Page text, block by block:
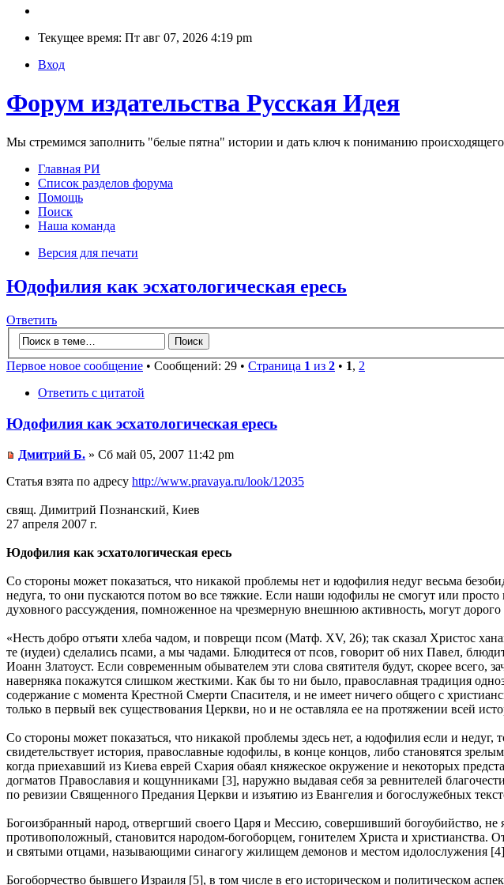
Текущее время: Пт авг 07, 2026 4:19 pm
Вход
Форум издательства Русская Идея
Мы стремимся заполнить "белые пятна" истории и дать ключ к пониманию
Главная РИ
Список разделов форума
Помощь
Поиск
Наша команда
Версия для печати
Юдофилия как эсхатологическая ересь
Ответить
Первое новое сообщение • Сообщений: 29 • Страница 1 из 2 • 1, 2
Ответить с цитатой
Юдофилия как эсхатологическая ересь
Дмитрий Б. » Сб май 05, 2007 11:42 pm
Статья взята по адресу http://www.pravaya.ru/look/12035
свящ. Димитрий Познанский, Киев
27 апреля 2007 г.
Юдофилия как эсхатологическая ересь
Со стороны может показаться, что никакой проблемы нет и юдофилия недуг весьма
недуга, то они пускаются потом во все тяжкие. Если наши юдофилы не смогут или просто
духовного рассуждения, помноженное на чрезмерную внешнюю активность, могут
«Несть добро отъяти хлеба чадом, и поврещи псом (Матф. XV, 26); так сказал Христос
те (иудеи) сделались псами, а мы чадами. Блюдитеся от псов, говорит об них Павел,
Иоанн Златоуст. Если современным обывателем эти слова святителя будут, скорее
наверняка покажутся слишком жесткими. Как бы то ни было, православная традиция
содержание с момента Крестной Смерти Спасителя, и не имеет ничего общего с
только в первый век существования Церкви, но и не оставляла ее на протяжении всей
Со стороны может показаться, что никакой проблемы здесь нет, а юдофилия если и
свидетельствует история, православные юдофилы, в конце концов, либо становятся
когда приехавший из Киева еврей Схария обаял княжеское окружение и некоторых
догматов Православия и кощунниками [3], наружно выдавая себя за ревнителей
по ревизии Священного Предания Церкви и изъятию из Евангелия и богослужебных
Богоизбранный народ, отвергший своего Царя и Мессию, совершивший богоубийство, не
противоположный, становится народом-богоборцем, гонителем Христа и
и святыми отцами, называющими синагогу жилищем демонов и местом идолослужения
Богоборчество бывшего Израиля [5], в том числе в его историческом и политическом